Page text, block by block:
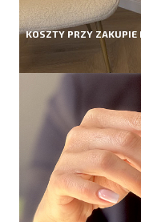
KOSZTY PRZY ZAKUPIE